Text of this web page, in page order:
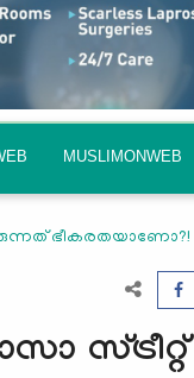
MUSLIMONWEB
ഭീകരതയാണോ?!
സ്ട്രീറ്റ്